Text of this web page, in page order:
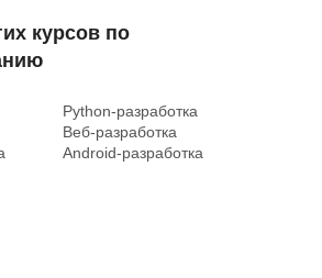
курсов по
Python-разработка
Веб-разработка
Android-разработка